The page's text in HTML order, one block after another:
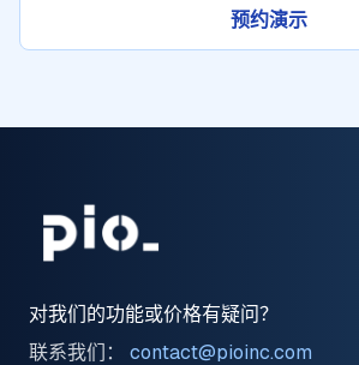
预约演示
对我们的功能或价格有疑问？
联系我们：
contact@pioinc.com